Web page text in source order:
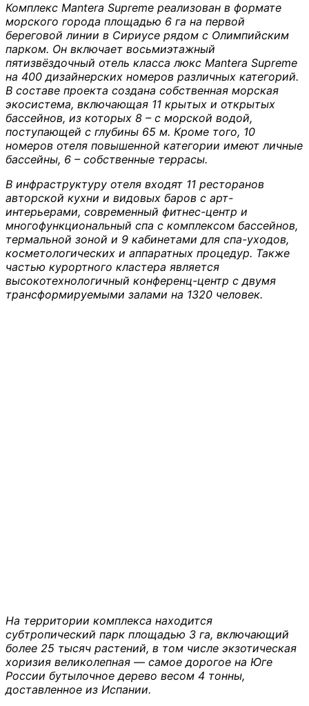
Комплекс Mantera Supreme реализован в формате
морского города площадью 6 га на первой
береговой линии в Сириусе рядом с Олимпийским
парком. Он включает восьмиэтажный
пятизвёздочный отель класса люкс Mantera Supreme
на 400 дизайнерских номеров различных категорий.
В составе проекта создана собственная морская
экосистема, включающая 11 крытых и открытых
бассейнов, из которых 8 – с морской водой,
поступающей с глубины 65 м. Кроме того, 10
номеров отеля повышенной категории имеют личные
бассейны, 6 – собственные террасы.
В инфраструктуру отеля входят 11 ресторанов
авторской кухни и видовых баров с арт-
интерьерами, современный фитнес-центр и
многофункциональный спа с комплексом бассейнов,
термальной зоной и 9 кабинетами для спа-уходов,
косметологических и аппаратных процедур. Также
частью курортного кластера является
высокотехнологичный конференц-центр с двумя
трансформируемыми залами на 1320 человек.
На территории комплекса находится
субтропический парк площадью 3 га, включающий
более 25 тысяч растений, в том числе экзотическая
хоризия великолепная — самое дорогое на Юге
России бутылочное дерево весом 4 тонны,
доставленное из Испании.